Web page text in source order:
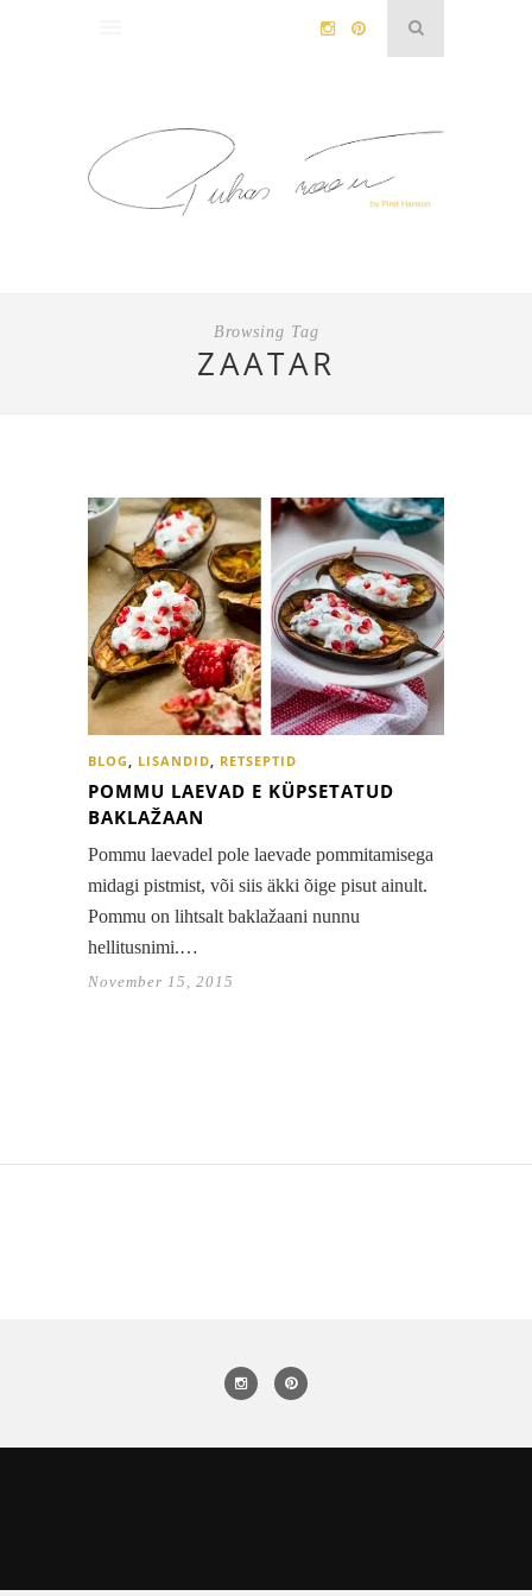
Browsing Tag
ZAATAR
BLOG, LISANDID, RETSEPTID
POMMU LAEVAD E KÜPSETATUD
BAKLAŽAAN
Pommu laevadel pole laevade pommitamisega
midagi pistmist, või siis äkki õige pisut ainult.
Pommu on lihtsalt baklažaani nunnu
hellitusnimi.…
November 15, 2015